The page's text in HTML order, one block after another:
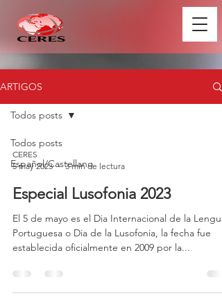
ARTIGOS
Todos posts
Español/Castellano
Todos posts
CERES
5 may 2023
3 min de lectura
Especial Lusofonia 2023
El 5 de mayo es el Dia Internacional de la Lengua
Portuguesa o Dia de la Lusofonia, la fecha fue
establecida oficialmente en 2009 por la...